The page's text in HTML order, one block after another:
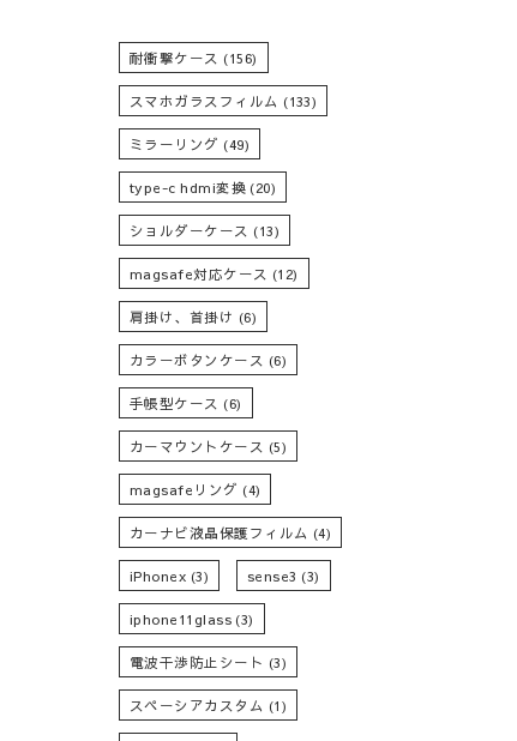
耐衝撃ケース (156)
スマホガラスフィルム (133)
ミラーリング (49)
type-c hdmi変換(20)
ショルダーケース (13)
magsafe対応ケース (12)
肩掛け、首掛け (6)
カラーボタンケース (6)
手帳型ケース (6)
カーマウントケース (5)
magsafeリング (4)
カーナビ液晶保護フィルム (4)
iPhonex (3) sense3 (3)
iphone11glass(3)
電波干渉防止シート (3)
スペーシアカスタム (1)